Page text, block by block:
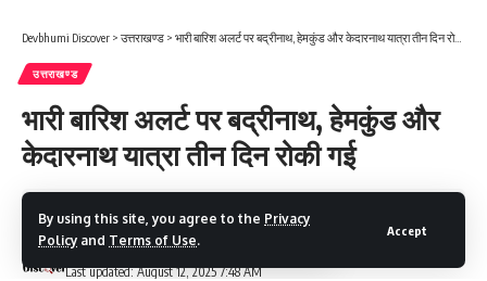
By using this site, you agree to the Privacy
Policy and Terms of Use.
Accept
Devbhumi Discover > उत्तराखण्ड > भारी बारिश अलर्ट पर बद्रीनाथ, हेमकुंड और केदारनाथ यात्रा तीन दिन रोकी गई
उत्तराखण्ड
भारी बारिश अलर्ट पर बद्रीनाथ, हेमकुंड और
केदारनाथ यात्रा तीन दिन रोकी गई
Last updated: August 12, 2025 7:48 AM
Devbhumi Discover